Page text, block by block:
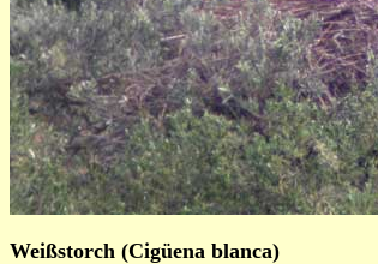
Weißstorch (Cigüena blanca)